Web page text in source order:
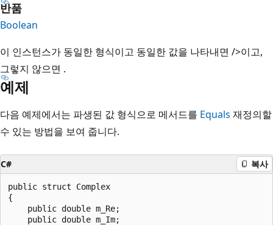
반품
Boolean
이 인스턴스가 동일한 형식이고 동일한 값을 나타내면 />이고,
그렇지 않으면 .
예제
다음 예제에서는 파생된 값 형식으로 메서드를 Equals 재정의할
수 있는 방법을 보여 줍니다.
C# 복사
public struct Complex
{
    public double m_Re;
    public double m_Im;